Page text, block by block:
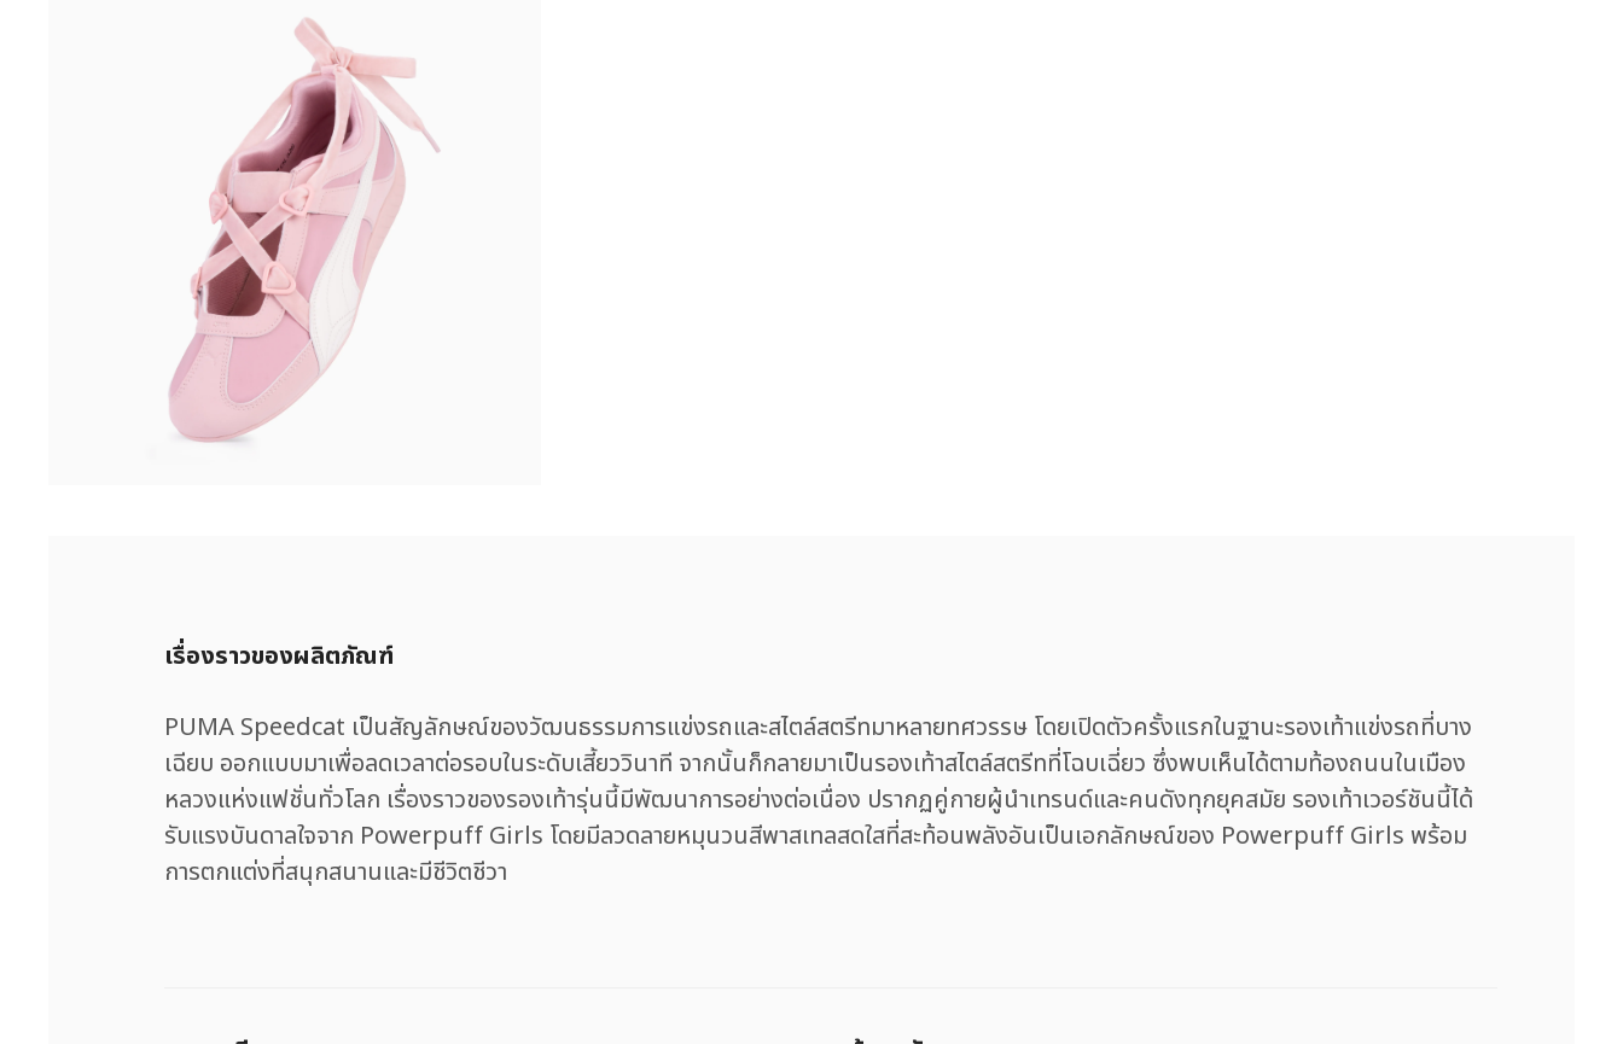
เรื่องราวของผลิตภัณฑ์
PUMA Speedcat เป็นสัญลักษณ์ของวัฒนธรรมการแข่งรถและสไตล์สตรีทมาหลายทศวรรษ โดยเปิดตัวครั้งแรกในฐานะรองเท้าแข่งรถที่บาง
เฉียบ ออกแบบมาเพื่อลดเวลาต่อรอบในระดับเสี้ยววินาที จากนั้นก็กลายมาเป็นรองเท้าสไตล์สตรีทที่โฉบเฉี่ยว ซึ่งพบเห็นได้ตามท้องถนนในเมือง
หลวงแห่งแฟชั่นทั่วโลก เรื่องราวของรองเท้ารุ่นนี้มีพัฒนาการอย่างต่อเนื่อง ปรากฏคู่กายผู้นำเทรนด์และคนดังทุกยุคสมัย รองเท้าเวอร์ชันนี้ได้
รับแรงบันดาลใจจาก Powerpuff Girls โดยมีลวดลายหมุนวนสีพาสเทลสดใสที่สะท้อนพลังอันเป็นเอกลักษณ์ของ Powerpuff Girls พร้อม
การตกแต่งที่สนุกสนานและมีชีวิตชีวา